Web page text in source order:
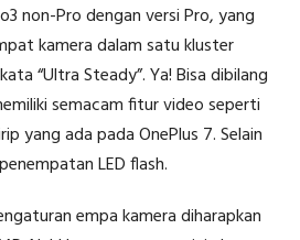
non-Pro dengan versi Pro, yang
kamera dalam satu kluster
“Ultra Steady”. Ya! Bisa dibilang
semacam fitur video seperti
yang ada pada OnePlus 7. Selain
LED flash.
empa kamera diharapkan